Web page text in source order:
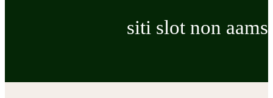
siti slot non aams